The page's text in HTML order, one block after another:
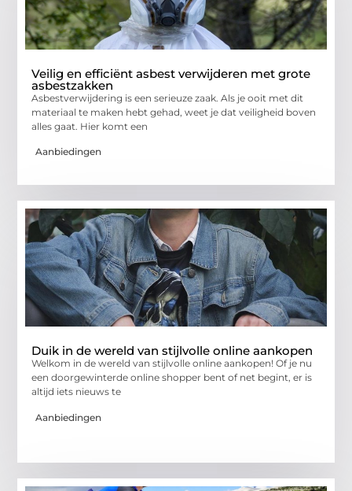
Veilig en efficiënt asbest verwijderen met grote
asbestzakken
Asbestverwijdering is een serieuze zaak. Als je ooit met dit
materiaal te maken hebt gehad, weet je dat veiligheid boven
alles gaat. Hier komt een
Aanbiedingen
Duik in de wereld van stijlvolle online aankopen
Welkom in de wereld van stijlvolle online aankopen! Of je nu
een doorgewinterde online shopper bent of net begint, er is
altijd iets nieuws te
Aanbiedingen